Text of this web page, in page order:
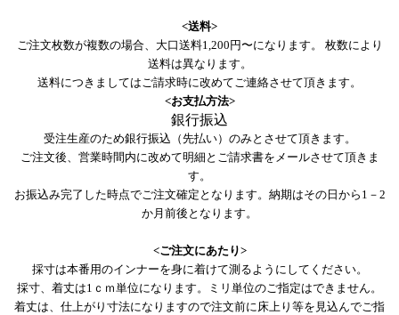
<送料>
ご注文枚数が複数の場合、大口送料1,200円〜になります。 枚数により
送料は異なります。
送料につきましてはご請求時に改めてご連絡させて頂きます。
<お支払方法>
銀行振込
受注生産のため銀行振込（先払い）のみとさせて頂きます。
ご注文後、営業時間内に改めて明細とご請求書をメールさせて頂きま
す。
お振込み完了した時点でご注文確定となります。納期はその日から1－2
か月前後となります。
<ご注文にあたり>
採寸は本番用のインナーを身に着けて測るようにしてください。
採寸、着丈は1ｃｍ単位になります。ミリ単位のご指定はできません。
着丈は、仕上がり寸法になりますので注文前に床上り等を見込んでご指